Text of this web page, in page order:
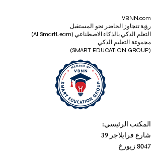
VBNN.com
رؤية تتجاوز الحاضر نحو المستقبل
التعلم الذكي بالذكاء الاصطناعي (AI SmartLearn)
مجموعة التعليم الذكي
(SMART EDUCATION GROUP)
المكتب الرئيسي:
شارع فرايلاجر 39
8047 زيورخ